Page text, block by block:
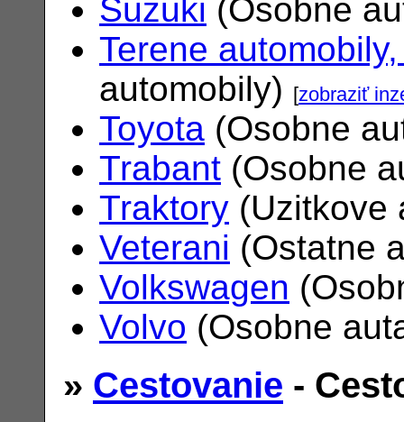
Suzuki (Osobne
Terene
automobily)
[zobraziť
Toyota (Osobne
Trabant (Osobne
Traktory (Uzitkove
Veterani (Ostatne
Volkswagen
Volvo (Osobne
» Cestovanie -